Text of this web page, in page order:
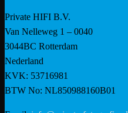
Private HIFI B.V.
Van Nelleweg 1 – 0040
3044BC Rotterdam
Nederland
KVK: 53716981
BTW No: NL850988160B01